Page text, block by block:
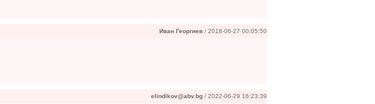
Иван Георгиев / 2018-06-27 00:05:50
elindikov@abv.bg / 2022-06-29 16:23:39